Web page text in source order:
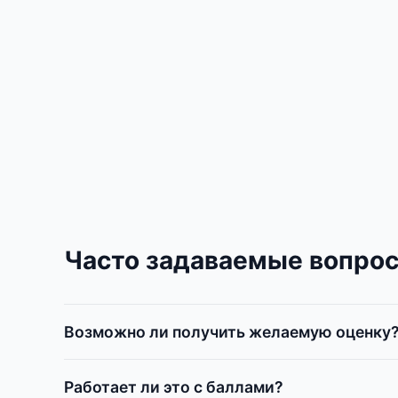
Часто задаваемые
Возможно ли получить желаемую
Работает ли это с баллами?